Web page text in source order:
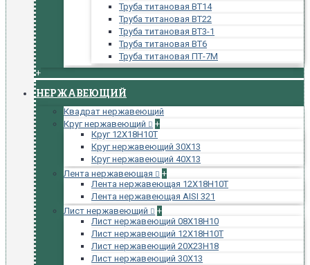
Труба титановая ВТ14
Труба титановая ВТ22
Труба титановая ВТ3-1
Труба титановая ВТ6
Труба титановая ПТ-7М
+
НЕРЖАВЕЮЩИЙ
Квадрат нержавеющий
Круг нержавеющий
+
Круг 12Х18Н10Т
Круг нержавеющий 30Х13
Круг нержавеющий 40Х13
Лента нержавеющая
+
Лента нержавеющая 12Х18Н10Т
Лента нержавеющая AISI 321
Лист нержавеющий
+
Лист нержавеющий 08Х18Н10
Лист нержавеющий 12Х18Н10Т
Лист нержавеющий 20Х23Н18
Лист нержавеющий 30Х13